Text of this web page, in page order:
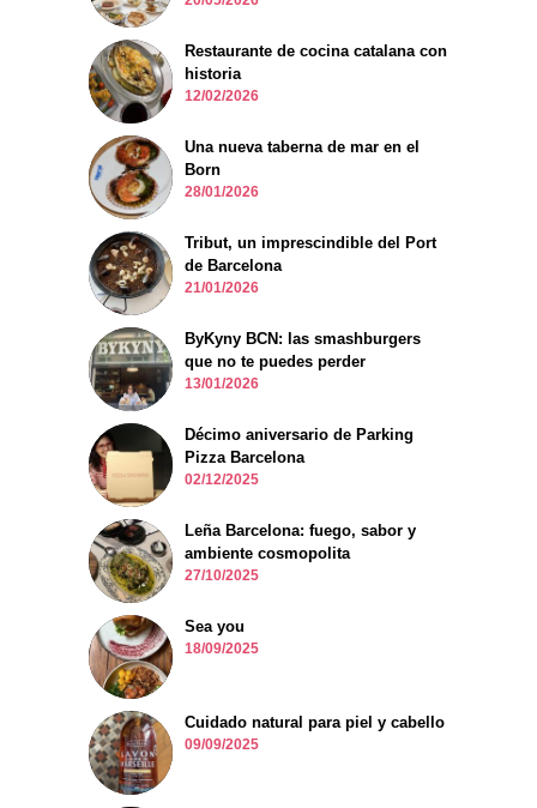
Restaurante de cocina catalana con
historia
12/02/2026
Una nueva taberna de mar en el
Born
28/01/2026
Tribut, un imprescindible del Port
de Barcelona
21/01/2026
ByKyny BCN: las smashburgers
que no te puedes perder
13/01/2026
Décimo aniversario de Parking
Pizza Barcelona
02/12/2025
Leña Barcelona: fuego, sabor y
ambiente cosmopolita
27/10/2025
Sea you
18/09/2025
Cuidado natural para piel y cabello
09/09/2025